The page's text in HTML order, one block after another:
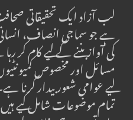
لب آزاد ایک تحقیقاتی
ہے جو سماجی انصاف،
کی آواز بننے کے لیے کام کر
مسائل اور مخصوص
لیے عوامی شعور بیدار
تمام موضوعات شامل کیے ہیں